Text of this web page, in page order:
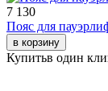
7 130
Пояс для
в корзину
Купитьв один